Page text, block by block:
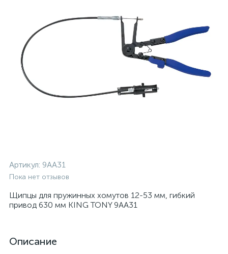
Артикул: 9AA31
Пока нет отзывов
Щипцы для пружинных хомутов 12-53 мм, гибкий
привод 630 мм KING TONY 9AA31
Описание